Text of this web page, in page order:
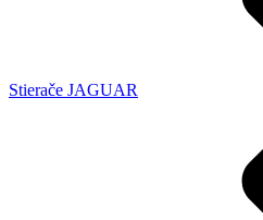
Stierače JAGUAR